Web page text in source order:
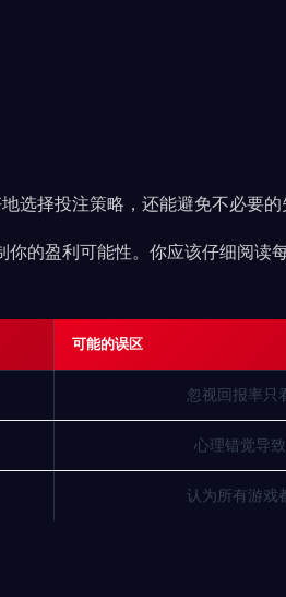
选择投注策略，还能避免不必要的
的盈利可能性。你应该仔细阅读
可能的误区
忽视回报率只
心理错觉导
认为所有游戏